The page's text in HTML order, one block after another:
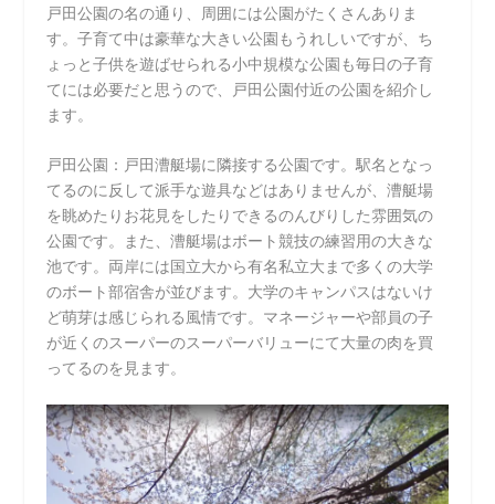
戸田公園の名の通り、周囲には公園がたくさんありま
す。子育て中は豪華な大きい公園もうれしいですが、ち
ょっと子供を遊ばせられる小中規模な公園も毎日の子育
てには必要だと思うので、戸田公園付近の公園を紹介し
ます。
戸田公園：戸田漕艇場に隣接する公園です。駅名となっ
てるのに反して派手な遊具などはありませんが、漕艇場
を眺めたりお花見をしたりできるのんびりした雰囲気の
公園です。また、漕艇場はボート競技の練習用の大きな
池です。両岸には国立大から有名私立大まで多くの大学
のボート部宿舎が並びます。大学のキャンパスはないけ
ど萌芽は感じられる風情です。マネージャーや部員の子
が近くのスーパーのスーパーバリューにて大量の肉を買
ってるのを見ます。